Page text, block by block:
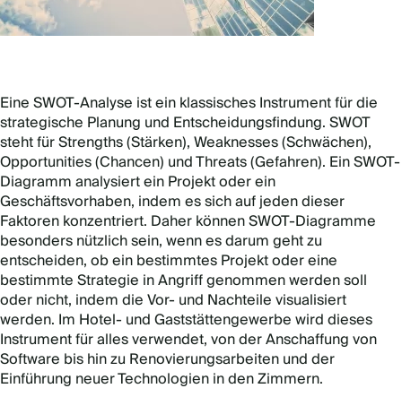
Eine SWOT-Analyse ist ein klassisches Instrument für die
strategische Planung und Entscheidungsfindung. SWOT
steht für Strengths (Stärken), Weaknesses (Schwächen),
Opportunities (Chancen) und Threats (Gefahren). Ein SWOT-
Diagramm analysiert ein Projekt oder ein
Geschäftsvorhaben, indem es sich auf jeden dieser
Faktoren konzentriert. Daher können SWOT-Diagramme
besonders nützlich sein, wenn es darum geht zu
entscheiden, ob ein bestimmtes Projekt oder eine
bestimmte Strategie in Angriff genommen werden soll
oder nicht, indem die Vor- und Nachteile visualisiert
werden. Im Hotel- und Gaststättengewerbe wird dieses
Instrument für alles verwendet, von der Anschaffung von
Software bis hin zu Renovierungsarbeiten und der
Einführung neuer Technologien in den Zimmern.